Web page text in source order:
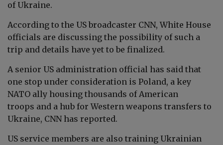
of Ukraine.
According to the US broadcaster CNN, White House
officials are discussing the possibility of such a
trip and details have yet to be finalized.
A senior US administration official has said that
one stop under consideration is Poland, a key
NATO ally housing thousands of American
troops and a hub for Western weapons transfers to
Ukraine, CNN has reported.
US service members are also training Ukrainian